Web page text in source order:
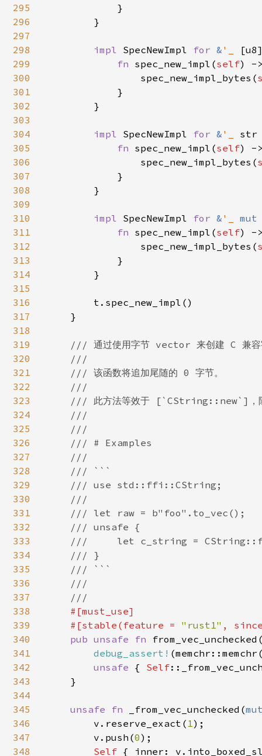
295
296
297
298
299
300
301
302
303
304
305
306
307
308
309
310
311
312
313
314
315
316
317
318
319
320
321
322
323
324
325
326
327
328
329
330
331
332
333
334
335
336
337
338
339
340
341
342
343
344
345
346
347
348
            }
        }
impl SpecNewImpl for & '_
fn spec_new_impl(self) -
                spec_new_impl_bytes(
            }
        }
impl SpecNewImpl for & '_ str
fn spec_new_impl(self) -
                spec_new_impl_bytes(
            }
        }
impl SpecNewImpl for & '_
fn spec_new_impl(self) -
                spec_new_impl_bytes(
            }
        }
        t.spec_new_impl()
    }
/// 通过使用字节 vector 来创建 C 兼容
    ///
    /// 该函数将追加尾随的 0 字节。
    ///
/// 此方法等效于 [`CString::new`]，除
    ///
    ///
    /// # Examples
    ///
    /// ```
    /// use std::ffi::CString;
    ///
    /// let raw = b"foo".to_vec();
    /// unsafe {
///     let c_string =
    /// }
    /// ```
    ///
    ///
#[must_use]
    #[stable(feature =
"rust1" ,
pub unsafe fn
debug_assert!
unsafe { Self
    }
unsafe fn _from_vec_unchecked(
        v.reserve_exact(
1);
        v.push(
0);
Self { inner: